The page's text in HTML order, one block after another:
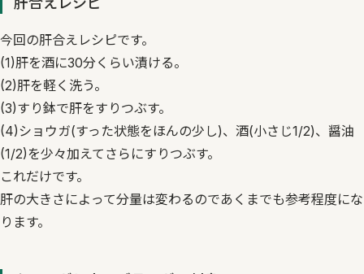
今回の肝合えレシピです。
(1)肝を酒に30分くらい漬ける。
(2)肝を軽く洗う。
(3)すり鉢で肝をすりつぶす。
(4)ショウガ(すった状態をほんの少し)、酒(小さじ1/2)、醤油
(1/2)を少々加えてさらにすりつぶす。
これだけです。
肝の大きさによって分量は変わるのであくまでも参考程度にな
ります。